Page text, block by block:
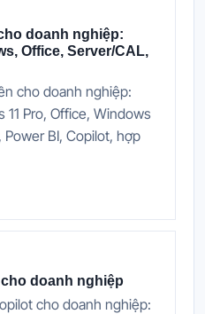
doanh nghiệp:
Office, Server/CAL,
cho doanh nghiệp:
Pro, Office, Windows
Power BI, Copilot, hợp
doanh nghiệp
cho doanh nghiệp: